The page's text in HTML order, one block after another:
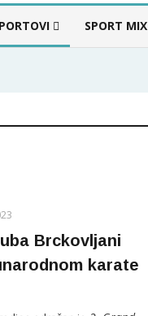
SPORT MIX
Brckovljani
karate